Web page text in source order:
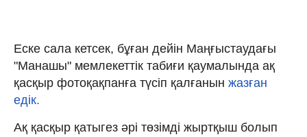
Еске сала кетсек, бұған дейін Маңғыстаудағы
"Манашы" мемлекеттік табиғи қаумалында ақ
қасқыр фотоқақпанға түсіп қалғанын жазған
едік.
Ақ қасқыр қатыгез әрі төзімді жыртқыш болып